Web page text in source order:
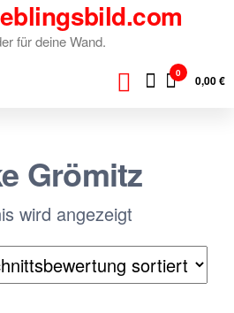
für deine Wand.
0 0,00 €
Grömitz
wird angezeigt